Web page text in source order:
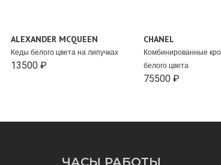
ALEXANDER MCQUEEN
Кеды белого цвета на липучках
13500 ₽
CHANEL
Комбинированные
белого цвета
75500 ₽